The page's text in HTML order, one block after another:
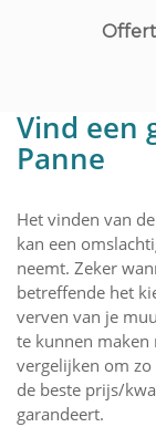
Vind een
Panne
Het vinden van
kan een
neemt. Zeker
betreffende het
verven van je
te kunnen maken
vergelijken om
de beste prijs/
garandeert.